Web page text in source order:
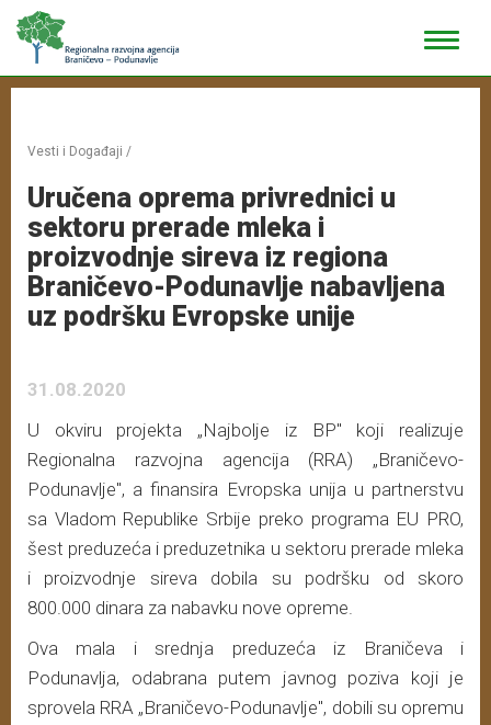
Vesti i Događaji /
Uručena oprema privrednici u
sektoru prerade mleka i
proizvodnje sireva iz regiona
Braničevo-Podunavlje nabavljena
uz podršku Evropske unije
31.08.2020
U okviru projekta „Najbolje iz BP" koji realizuje
Regionalna razvojna agencija (RRA) „Braničevo-
Podunavlje", a finansira Evropska unija u partnerstvu
sa Vladom Republike Srbije preko programa EU PRO,
šest preduzeća i preduzetnika u sektoru prerade mleka
i proizvodnje sireva dobila su podršku od skoro
800.000 dinara za nabavku nove opreme.
Ova mala i srednja preduzeća iz Braničeva i
Podunavlja, odabrana putem javnog poziva koji je
sprovela RRA „Braničevo-Podunavlje", dobili su opremu